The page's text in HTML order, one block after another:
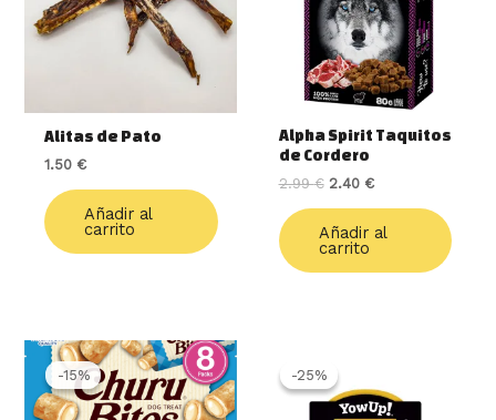
Alitas de Pato
1.50 €
Añadir al
carrito
Alpha Spirit Taquitos
de Cordero
2.99€ 2.40 €
Añadir al
carrito
-15%
-15%
El
precio
original
era:
El
precio
actual
es:
-25%
-25%
original
era:
actual
es: